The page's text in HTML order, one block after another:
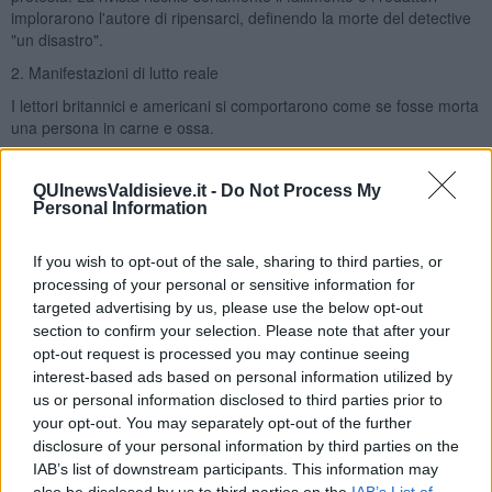
QUInewsValdisieve.it - Do Not Process My
Personal Information
If you wish to opt-out of the sale, sharing to third parties, or
processing of your personal or sensitive information for
targeted advertising by us, please use the below opt-out
section to confirm your selection. Please note that after your
opt-out request is processed you may continue seeing
interest-based ads based on personal information utilized by
us or personal information disclosed to third parties prior to
your opt-out. You may separately opt-out of the further
disclosure of your personal information by third parties on the
IAB’s list of downstream participants. This information may
implorarono l'autore di ripensarci, definendo la morte del detective
"un disastro".
2. Manifestazioni di lutto reale
I lettori britannici e americani si comportarono come se fosse morta
una persona in carne e ossa.
gentiluomini che giravano per le strade di Londra indossando fasce
nere di lutto al braccio o sui cappelli.
Nacquero i primi club di protesta (i club "Keep Holmes Alive").
3. Lettere di insulti a Conan Doyle
Doyle fu sommerso da montagne di lettere da parte di fan furiosi.
Molti lo accusavano esplicitamente di "omicidio". Addirittura, si
racconta che una signora anziana lo abbia preso a ombrellate per
strada e che gli abbia scritto una lettera che iniziava con: "Bruto
che non sei altro!". Perfino la madre dello scrittore cercò in tutti i
modi di dissuaderlo dal farlo morire.
"Ho subìto una tale overdose di lui che mi sento nei suoi confronti